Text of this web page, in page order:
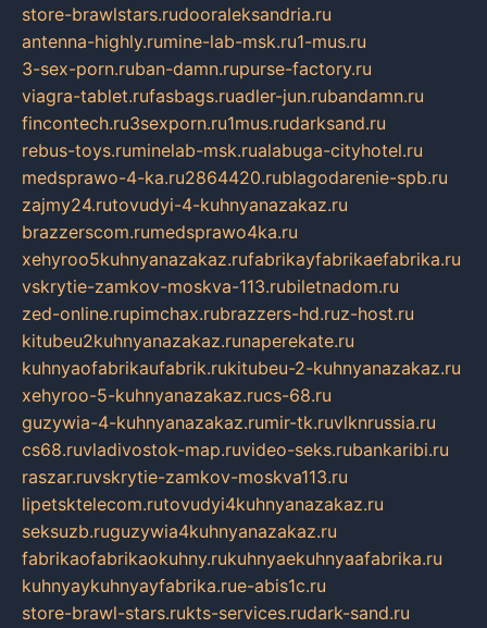
store-brawlstars.rudooraleksandria.ru
antenna-highly.rumine-lab-msk.ru1-mus.ru
3-sex-porn.ruban-damn.rupurse-factory.ru
viagra-tablet.rufasbags.ruadler-jun.rubandamn.ru
fincontech.ru3sexporn.ru1mus.rudarksand.ru
rebus-toys.ruminelab-msk.rualabuga-cityhotel.ru
medsprawo-4-ka.ru2864420.rublagodarenie-spb.ru
zajmy24.rutovudyi-4-kuhnyanazakaz.ru
brazzerscom.rumedsprawo4ka.ru
xehyroo5kuhnyanazakaz.rufabrikayfabrikaefabrika.ru
vskrytie-zamkov-moskva-113.rubiletnadom.ru
zed-online.rupimchax.rubrazzers-hd.ruz-host.ru
kitubeu2kuhnyanazakaz.runaperekate.ru
kuhnyaofabrikaufabrik.rukitubeu-2-kuhnyanazakaz.ru
xehyroo-5-kuhnyanazakaz.rucs-68.ru
guzywia-4-kuhnyanazakaz.rumir-tk.ruvlknrussia.ru
cs68.ruvladivostok-map.ruvideo-seks.rubankaribi.ru
raszar.ruvskrytie-zamkov-moskva113.ru
lipetsktelecom.rutovudyi4kuhnyanazakaz.ru
seksuzb.ruguzywia4kuhnyanazakaz.ru
fabrikaofabrikaokuhny.rukuhnyaekuhnyaafabrika.ru
kuhnyaykuhnyayfabrika.rue-abis1c.ru
store-brawl-stars.rukts-services.rudark-sand.ru